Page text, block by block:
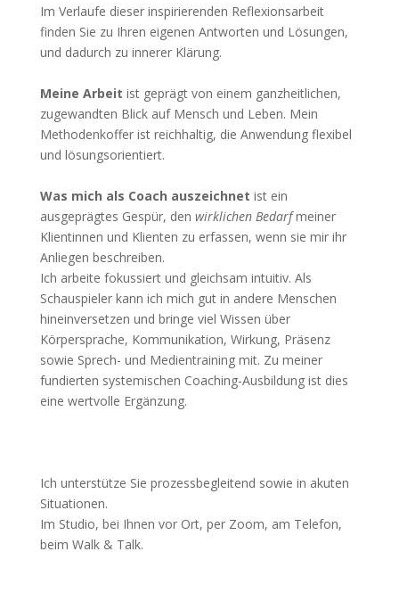
Im Verlaufe dieser inspirierenden Reflexionsarbeit
finden Sie zu Ihren eigenen Antworten und Lösungen,
und dadurch zu innerer Klärung.
Meine Arbeit ist geprägt von einem ganzheitlichen,
zugewandten Blick auf Mensch und Leben. Mein
Methodenkoffer ist reichhaltig, die Anwendung flexibel
und lösungsorientiert.
Was mich als Coach auszeichnet ist ein
ausgeprägtes Gespür, den wirklichen Bedarfmeiner
Klientinnen und Klienten zu erfassen, wenn sie mir ihr
Anliegen beschreiben.
Ich arbeite fokussiert und gleichsam intuitiv. Als
Schauspieler kann ich mich gut in andere Menschen
hineinversetzen und bringe viel Wissen über
Körpersprache, Kommunikation, Wirkung, Präsenz
sowie Sprech- und Medientraining mit. Zu meiner
fundierten systemischen Coaching-Ausbildung ist dies
eine wertvolle Ergänzung.
Ich unterstütze Sie prozessbegleitend sowie in akuten
Situationen.
Im Studio, bei Ihnen vor Ort, per Zoom, am Telefon,
beim Walk & Talk.